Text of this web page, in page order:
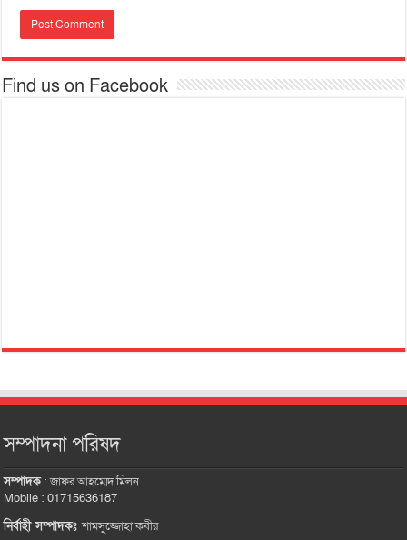
Find us on Facebook
সম্পাদনা পরিষদ
সম্পাদক:জাফর আহম্মেদ মিলন
Mobile : 01715636187
নির্বাহী সম্পাদকঃশামসুজ্জোহা কবীর